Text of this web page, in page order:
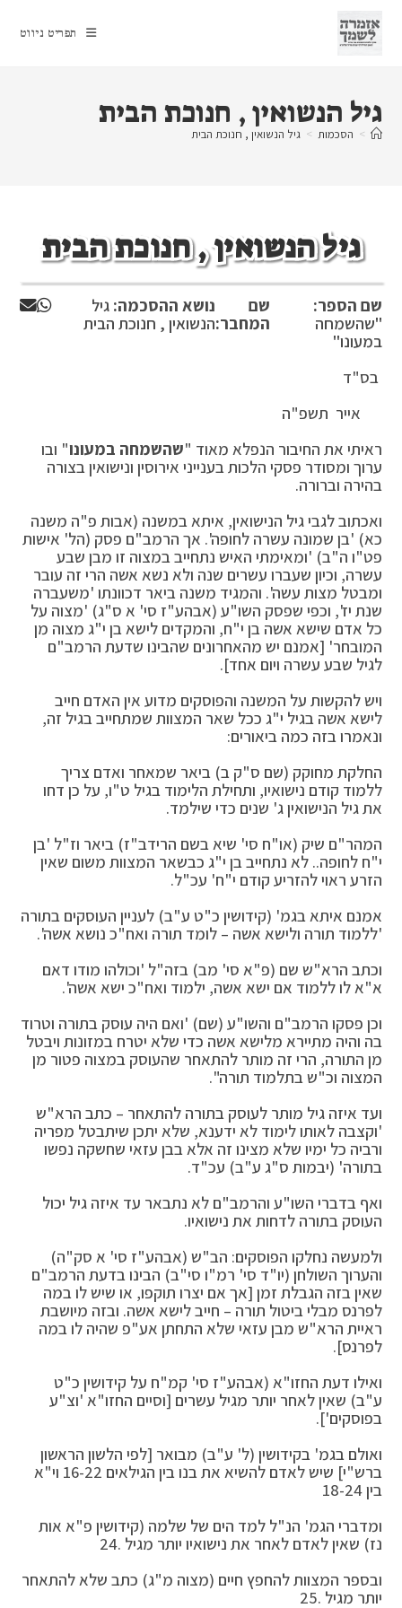
content
תפריט ניווט
גיל הנשואין , חנוכת הבית
> הסכמות > גיל הנשואין , חנוכת הבית
גיל הנשואין , חנוכת הבית
שם הספר:
"שהשמחה
במעונו"
שם
המחבר:
נושא ההסכמה: גיל
הנשואין , חנוכת הבית
בס"ד
אייר תשפ"ה
ראיתי את החיבור הנפלא מאוד "שהשמחה במעונו" ובו
ערוך ומסודר פסקי הלכות בענייני אירוסין ונישואין בצורה
בהירה וברורה.
ואכתוב לגבי גיל הנישואין, איתא במשנה (אבות פ"ה משנה
כא) 'בן שמונה עשרה לחופה'. אך הרמב"ם פסק (הל' אישות
פט"ו ה"ב) 'ומאימתי האיש נתחייב במצוה זו מבן שבע
עשרה, וכיון שעברו עשרים שנה ולא נשא אשה הרי זה עובר
ומבטל מצות עשה'. והמגיד משנה ביאר דכוונתו 'משעברה
שנת יז', וכפי שפסק השו"ע (אבהע"ז סי' א ס"ג) 'מצוה על
כל אדם שישא אשה בן י"ח, והמקדים לישא בן י"ג מצוה מן
המובחר' [אמנם יש מהאחרונים שהבינו שדעת הרמב"ם
לגיל שבע עשרה ויום אחד].
ויש להקשות על המשנה והפוסקים מדוע אין האדם חייב
לישא אשה בגיל י"ג ככל שאר המצוות שמתחייב בגיל זה,
ונאמרו בזה כמה ביאורים:
החלקת מחוקק (שם ס"ק ב) ביאר שמאחר ואדם צריך
ללמוד קודם נישואיו, ותחילת הלימוד בגיל ט"ו, על כן דחו
את גיל הנישואין ג' שנים כדי שילמד.
המהר"ם שיק (או"ח סי' שיא בשם הרידב"ז) ביאר וז"ל 'בן
י"ח לחופה.. לא נתחייב בן י"ג כבשאר המצוות משום שאין
הזרע ראוי להזריע קודם י"ח' עכ"ל.
אמנם איתא בגמ' (קידושין כ"ט ע"ב) לעניין העוסקים בתורה
'ללמוד תורה ולישא אשה – לומד תורה ואח"כ נושא אשה'.
וכתב הרא"ש שם (פ"א סי' מב) בזה"ל 'וכולהו מודו דאם
א"א לו ללמוד אם ישא אשה, ילמוד ואח"כ ישא אשה'.
וכן פסקו הרמב"ם והשו"ע (שם) 'ואם היה עוסק בתורה וטרוד
בה והיה מתיירא מלישא אשה כדי שלא יטרח במזונות ויבטל
מן התורה, הרי זה מותר להתאחר שהעוסק במצוה פטור מן
המצוה וכ"ש בתלמוד תורה".
ועד איזה גיל מותר לעוסק בתורה להתאחר – כתב הרא"ש
'וקצבה לאותו לימוד לא ידענא, שלא יתכן שיתבטל מפריה
ורביה כל ימיו שלא מצינו זה אלא בבן עזאי שחשקה נפשו
בתורה' (יבמות ס"ג ע"ב) עכ"ד.
ואף בדברי השו"ע והרמב"ם לא נתבאר עד איזה גיל יכול
העוסק בתורה לדחות את נישואיו.
ולמעשה נחלקו הפוסקים: הב"ש (אבהע"ז סי' א סק"ה)
והערוך השולחן (יו"ד סי' רמ"ו סי"ב) הבינו בדעת הרמב"ם
שאין בזה הגבלת זמן [אך אם יצרו תוקפו, או שיש לו במה
לפרנס מבלי ביטול תורה – חייב לישא אשה. ובזה מיושבת
ראיית הרא"ש מבן עזאי שלא התחתן אע"פ שהיה לו במה
לפרנס].
ואילו דעת החזו"א (אבהע"ז סי' קמ"ח על קידושין כ"ט
ע"ב) שאין לאחר יותר מגיל עשרים [וסיים החזו"א 'וצ"ע
בפוסקים'].
ואולם בגמ' בקידושין (ל' ע"ב) מבואר [לפי הלשון הראשון
ברש"י] שיש לאדם להשיא את בנו בין הגילאים 16-22 וי"א
בין 18-24
ומדברי הגמ' הנ"ל למד הים של שלמה (קידושין פ"א אות
נז) שאין לאדם לאחר את נישואיו יותר מגיל .24
ובספר המצוות להחפץ חיים (מצוה מ"ג) כתב שלא להתאחר
יותר מגיל .25